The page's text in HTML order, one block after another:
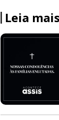
Leia mais